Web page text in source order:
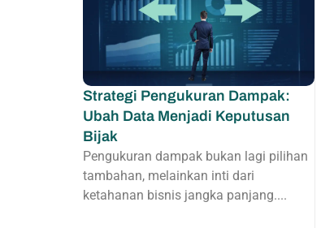
Strategi Pengukuran Dampak:
Ubah Data Menjadi Keputusan
Bijak
Pengukuran dampak bukan lagi pilihan
tambahan, melainkan inti dari
ketahanan bisnis jangka panjang....